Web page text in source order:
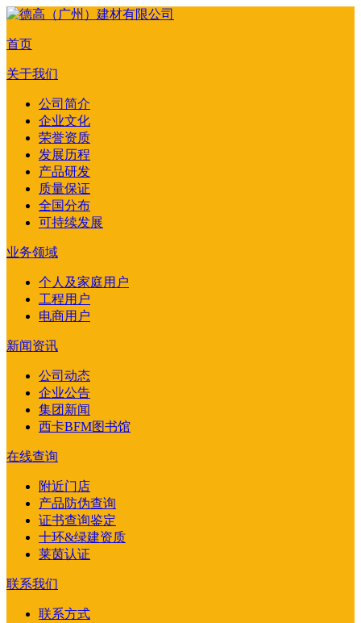
首页
关于我们
公司简介
企业文化
荣誉资质
发展历程
产品研发
质量保证
全国分布
可持续发展
业务领域
个人及家庭用户
工程用户
电商用户
新闻资讯
公司动态
企业公告
集团新闻
西卡BFM图书馆
在线查询
附近门店
产品防伪查询
证书查询鉴定
十环&绿建资质
莱茵认证
联系我们
联系方式